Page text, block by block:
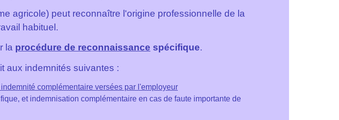
agricole) peut reconnaître l'origine professionnelle de la
habituel.
la procédure de reconnaissance spécifique.
aux indemnités suivantes :
complémentaire versées par l'employeur
et indemnisation complémentaire en cas de faute importante de